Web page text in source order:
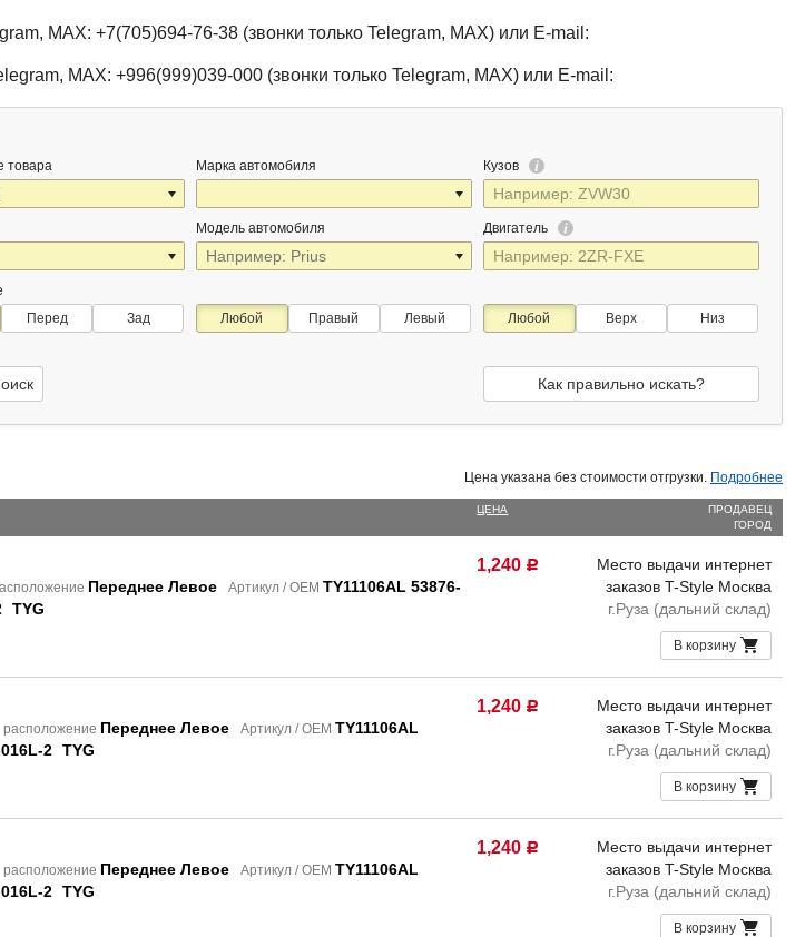
MAX: +7(705)694-76-38 (звонки только Telegram, MAX) или E-mail:
MAX: +996(999)039-000 (звонки только Telegram, MAX) или E-mail:
товара Марка автомобиля
Модель автомобиля
Кузов
Двигатель
Перед Зад Любой Правый Левый Любой Верх Низ
Как правильно искать?
Цена указана без стоимости отгрузки. Подробнее
ЦЕНА
ПРОДАВЕЦ
ГОРОД
Переднее Левое Артикул / OEM TY11106AL 53876-
TYG
1,240 Р
Место выдачи интернет
заказов T-Style Москва
г.Руза (дальний склад)
В корзину
расположение Переднее Левое Артикул / OEM TY11106AL
2 TYG
1,240 Р
Место выдачи интернет
заказов T-Style Москва
г.Руза (дальний склад)
В корзину
расположение Переднее Левое Артикул / OEM TY11106AL
2 TYG
1,240 Р
Место выдачи интернет
заказов T-Style Москва
г.Руза (дальний склад)
В корзину